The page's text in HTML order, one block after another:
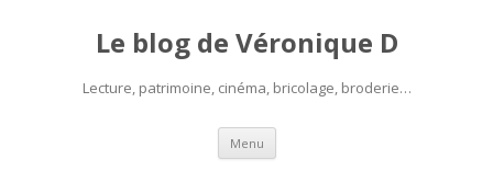
Le blog de Véronique D
Lecture, patrimoine, cinéma, bricolage, broderie…
Menu Aller
contenu